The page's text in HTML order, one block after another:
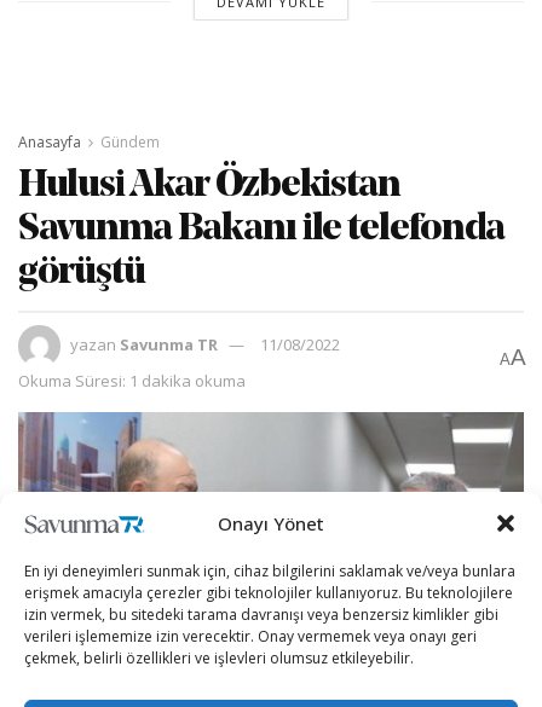
Onayı Yönet
En iyi deneyimleri sunmak için, cihaz bilgilerini saklamak ve/veya bunlara
erişmek amacıyla çerezler gibi teknolojiler kullanıyoruz. Bu teknolojilere
izin vermek, bu sitedeki tarama davranışı veya benzersiz kimlikler gibi
verileri işlememize izin verecektir. Onay vermemek veya onayı geri
çekmek, belirli özellikleri ve işlevleri olumsuz etkileyebilir.
Anasayfa Gündem
Hulusi Akar Özbekistan
Savunma Bakanı ile telefonda
görüştü
yazan Savunma TR
11/08/2022
Okuma Süresi: 1 dakika okuma
AA